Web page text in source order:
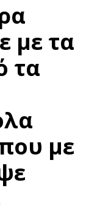
με τα
τα
με